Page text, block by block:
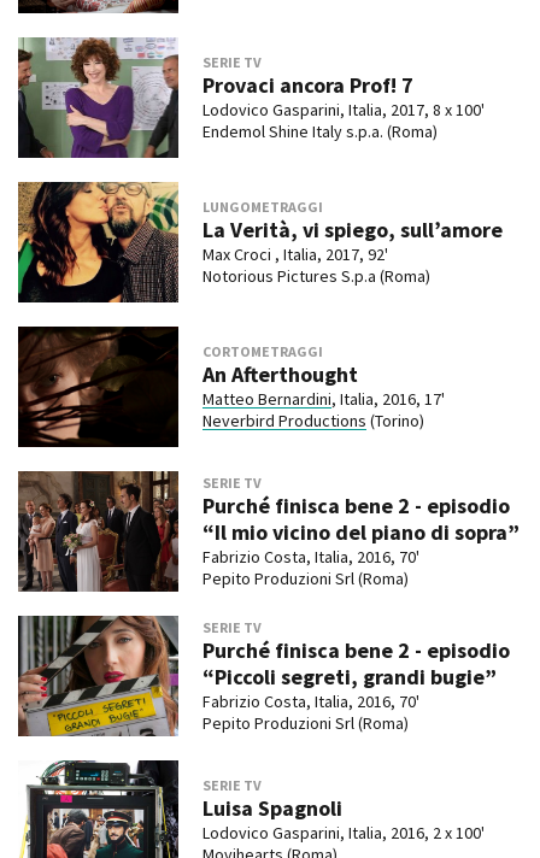
SERIE TV
Provaci ancora Prof! 7
Lodovico Gasparini, Italia, 2017, 8 x 100'
Endemol Shine Italy s.p.a. (Roma)
LUNGOMETRAGGI
La Verità, vi spiego, sull’amore
Max Croci , Italia, 2017, 92'
Notorious Pictures S.p.a (Roma)
CORTOMETRAGGI
An Afterthought
Matteo Bernardini, Italia, 2016, 17'
Neverbird Productions (Torino)
SERIE TV
Purché finisca bene 2 - episodio
“Il mio vicino del piano di sopra”
Fabrizio Costa, Italia, 2016, 70'
Pepito Produzioni Srl (Roma)
SERIE TV
Purché finisca bene 2 - episodio
“Piccoli segreti, grandi bugie”
Fabrizio Costa, Italia, 2016, 70'
Pepito Produzioni Srl (Roma)
SERIE TV
Luisa Spagnoli
Lodovico Gasparini, Italia, 2016, 2 x 100'